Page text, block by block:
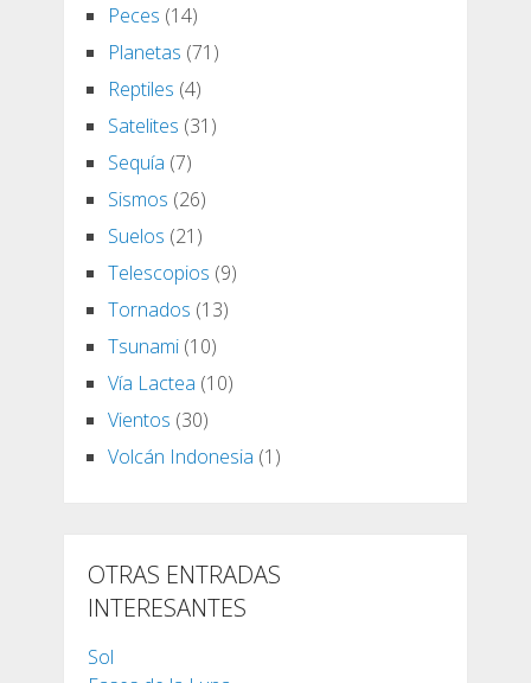
Peces (14)
Planetas (71)
Reptiles (4)
Satelites (31)
Sequía (7)
Sismos (26)
Suelos (21)
Telescopios (9)
Tornados (13)
Tsunami(10)
Vía Lactea (10)
Vientos (30)
Volcán Indonesia (1)
OTRAS ENTRADAS
INTERESANTES
Sol